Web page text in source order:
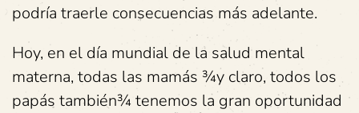
podría traerle consecuencias más adelante.
Hoy, en el día mundial de la salud mental
materna, todas las mamás ¾y claro, todos los
papás también¾ tenemos la gran oportunidad